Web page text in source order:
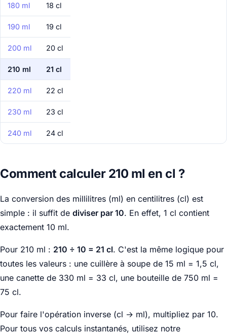
180 ml 18 cl
190 ml 19 cl
200 ml 20 cl
210 ml 21 cl
220 ml 22 cl
230 ml 23 cl
240 ml 24 cl
Comment calculer 210 ml en cl ?
La conversion des millilitres (ml) en centilitres (cl) est
simple : il suffit de diviser par 10. En effet, 1 cl contient
exactement 10 ml.
Pour 210 ml : 210 ÷ 10 = 21 cl. C'est la même logique pour
toutes les valeurs : une cuillère à soupe de 15 ml = 1,5 cl,
une canette de 330 ml = 33 cl, une bouteille de 750 ml =
75 cl.
Pour faire l'opération inverse (cl → ml), multipliez par 10.
Pour tous vos calculs instantanés, utilisez notre